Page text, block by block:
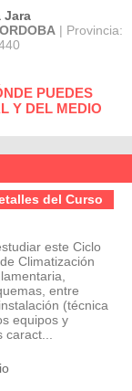
Jara
| Provincia:
PUEDES
Y DEL MEDIO
del Curso
este Ciclo
Climatización
entre
(técnica
equipos y